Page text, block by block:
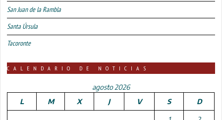
San Juan de la Rambla
Santa Úrsula
Tacoronte
CALENDARIO DE NOTICIAS
agosto 2026
L
M X J V S D